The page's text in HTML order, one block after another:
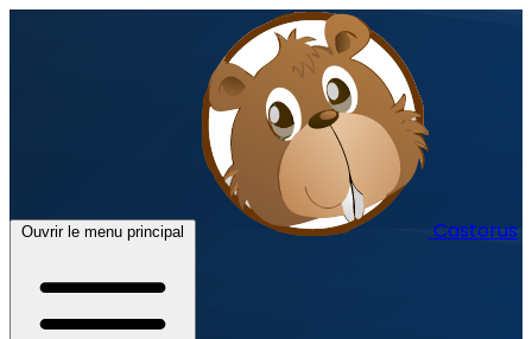
Ouvrir le menu principal Castorus